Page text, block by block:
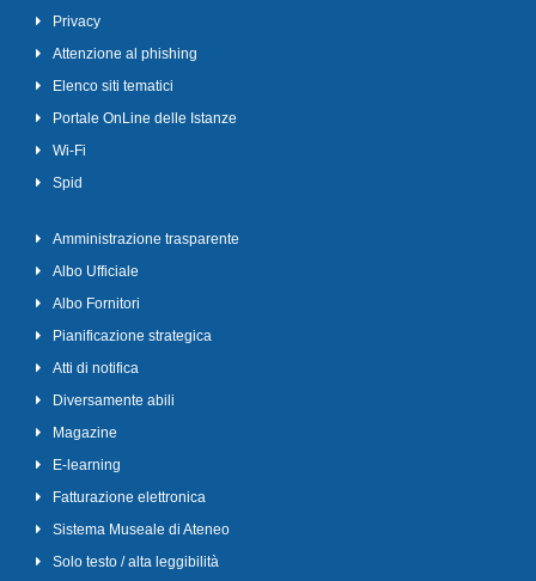
Privacy
Attenzione al phishing
Elenco siti tematici
Portale OnLine delle Istanze
Wi-Fi
Spid
Amministrazione trasparente
Albo Ufficiale
Albo Fornitori
Pianificazione strategica
Atti di notifica
Diversamente abili
Magazine
E-learning
Fatturazione elettronica
Sistema Museale di Ateneo
Solo testo / alta leggibilità